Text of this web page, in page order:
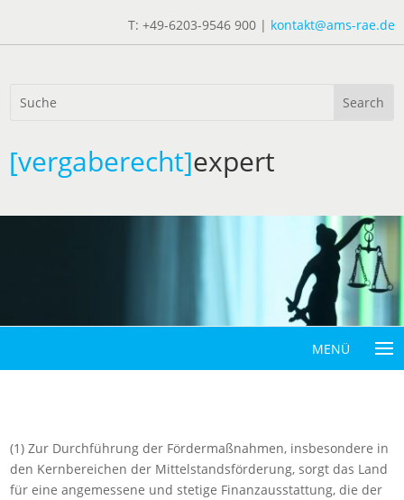
T: +49-6203-9546 900 | kontakt@ams-rae.de
[vergaberecht]expert
(1) Zur Durchführung der Fördermaßnahmen, insbesondere in
den Kernbereichen der Mittelstandsförderung, sorgt das Land
für eine angemessene und stetige Finanzausstattung, die der